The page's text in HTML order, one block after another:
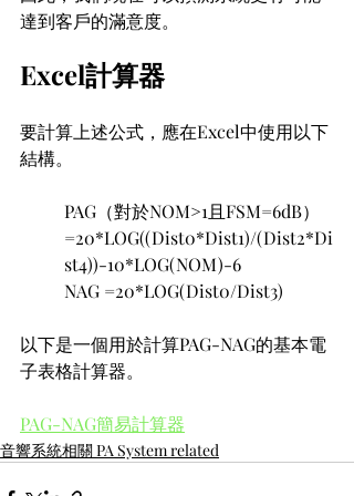
達到客戶的滿意度。
Excel計算器
要計算上述公式，應在Excel中使用以下
結構。
PAG（對於NOM>1且FSM=6dB）
=20*LOG((Dist0*Dist1)/(Dist2*Di
st4))-10*LOG(NOM)-6
NAG =20*LOG(Dist0/Dist3)
以下是一個用於計算PAG-NAG的基本電
子表格計算器。
PAG-NAG簡易計算器
音響系統相關 PA System related